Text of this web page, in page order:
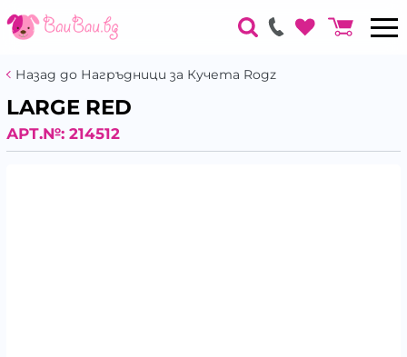
Назад до Нагръдници за Кучета Rogz
LARGE RED
АРТ.№: 214512